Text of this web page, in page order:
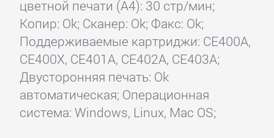
цветной печати (А4): 30 стр/мин;
Копир: Ok; Сканер: Ok; Факс: Ok;
Поддерживаемые картриджи: CE400A,
CE400X, CE401A, CE402A, CE403A;
Двусторонняя печать: Ok
автоматическая; Операционная
система: Windows, Linux, Mac OS;